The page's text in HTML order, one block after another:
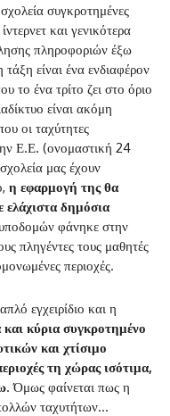
συγκροτημένες
και γενικότερα
πληροφοριών έξω
είναι ένα ενδιαφέρον
το ένα τρίτο ζει στο όριο
είναι ακόμη
οι ταχύτητες
Ε.Ε. (ονομαστική 24
μας έχουν
η εφαρμογή της θα
ελάχιστα δημόσια
φάνηκε στην
πληγέντες τους μαθητές
περιοχές.
εγχειρίδιο και η
κύρια συγκροτημένο
και χτίσιμο
τη χώρας ισότιμα,
. Όμως φαίνεται πως η
ταχυτήτων…